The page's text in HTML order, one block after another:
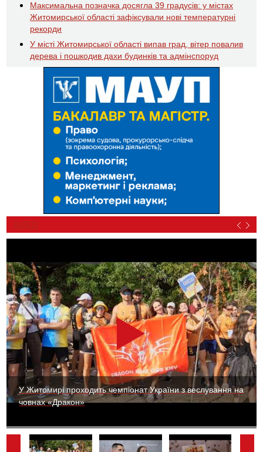
Максимальна позначка досягла 39 градусів: у містах
Житомирської області зафіксували нові температурні
рекорди
У місті Житомирської області випав град, вітер повалив
дерева і пошкодив дахи будинків та адмінспоруд
ВІДЕО
У Житомирі проходить чемпіонат України з веслування на
човнах «Дракон»